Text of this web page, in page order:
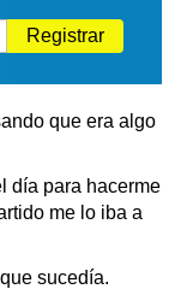
Registrar
que era algo
día para hacerme
me lo iba a
sucedía.